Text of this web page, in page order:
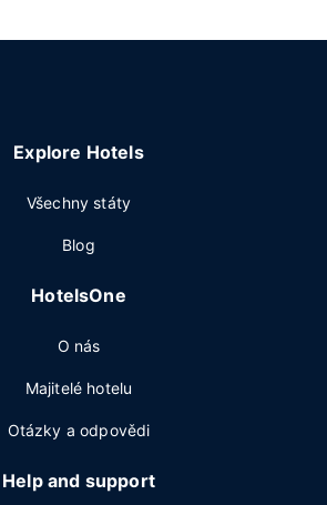
Explore Hotels
Všechny státy
Blog
HotelsOne
O nás
Majitelé hotelu
Otázky a odpovědi
Help and support